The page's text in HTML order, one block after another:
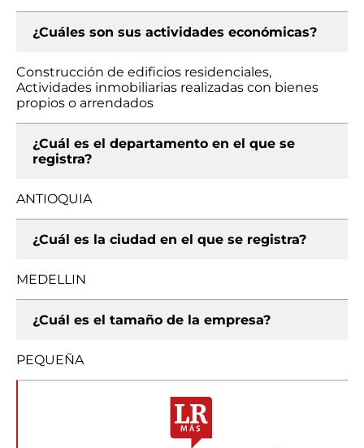
¿Cuáles son sus actividades económicas?
Construcción de edificios residenciales,
Actividades inmobiliarias realizadas con bienes
propios o arrendados
¿Cuál es el departamento en el que se
registra?
ANTIOQUIA
¿Cuál es la ciudad en el que se registra?
MEDELLIN
¿Cuál es el tamaño de la empresa?
PEQUEÑA